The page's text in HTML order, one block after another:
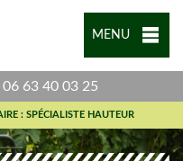
MENU
06 63 40 03 25
: SPÉCIALISTE HAUTEUR